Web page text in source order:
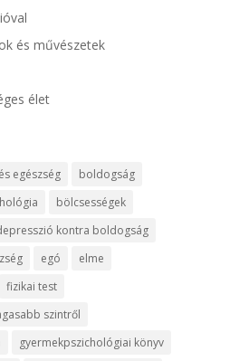
és művészetek
élet
egészség
boldogság
bölcsességek
kontra boldogság
egó
elme
fizikai test
szintről
gyermekpszichológiai könyv